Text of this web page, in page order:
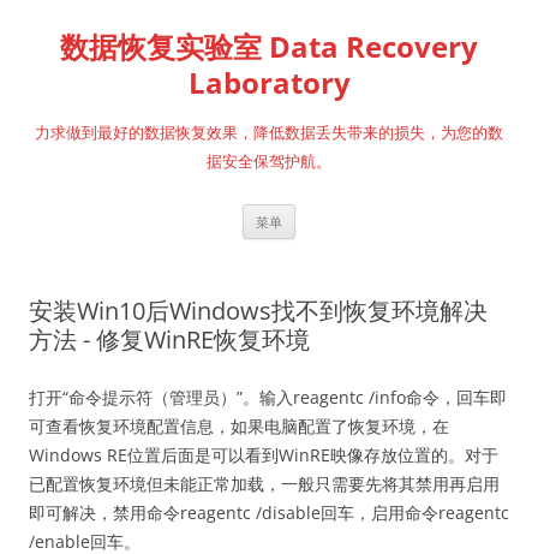
数据恢复实验室 Data Recovery
Laboratory
力求做到最好的数据恢复效果，降低数据丢失带来的损失，为您的数
据安全保驾护航。
菜单
安装Win10后Windows找不到恢复环境解决
方法 - 修复WinRE恢复环境
打开“命令提示符（管理员）”。输入reagentc /info命令，回车即
可查看恢复环境配置信息，如果电脑配置了恢复环境，在
Windows RE位置后面是可以看到WinRE映像存放位置的。对于
已配置恢复环境但未能正常加载，一般只需要先将其禁用再启用
即可解决，禁用命令reagentc /disable回车，启用命令reagentc
/enable回车。